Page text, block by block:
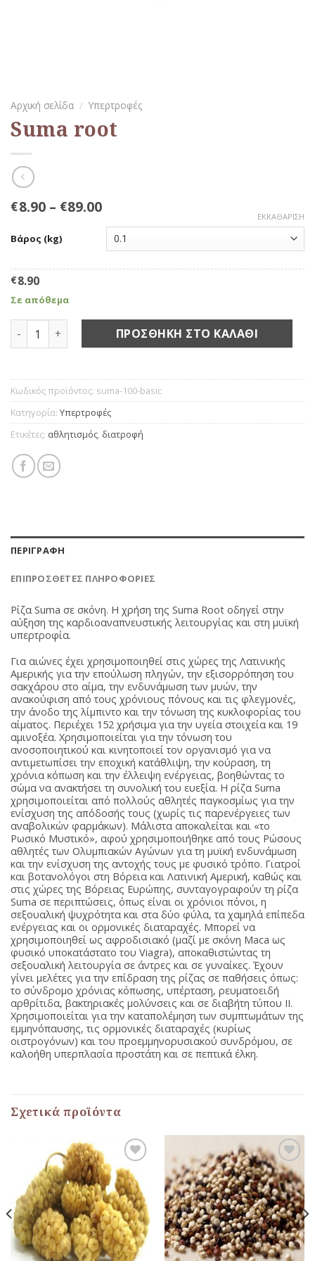
Αρχική σελίδα / Υπερτροφές
Suma root
€8.90– €89.00
Βάρος (kg)
ΕΚΚΑΘΆΡΙΣΗ
€8.90
Σε απόθεμα
Suma root ποσότηταΠΡΟΣΘΉΚΗ ΣΤΟ ΚΑΛΆΘΙ
Κωδικός προϊόντος: suma-100-basic
Κατηγορία: Υπερτροφές
Ετικέτες: αθλητισμός, διατροφή
ΠΕΡΙΓΡΑΦΉ
ΕΠΙΠΡΌΣΘΕΤΕΣ ΠΛΗΡΟΦΟΡΊΕΣ
Ρίζα Suma σε σκόνη. Η χρήση της Suma Root οδηγεί στην
αύξηση της καρδιοαναπνευστικής λειτουργίας και στη μυϊκή
υπερτροφία.
Για αιώνες έχει χρησιμοποιηθεί στις χώρες της Λατινικής
Αμερικής για την επούλωση πληγών, την εξισορρόπηση του
σακχάρου στο αίμα, την ενδυνάμωση των μυών, την
ανακούφιση από τους χρόνιους πόνους και τις φλεγμονές,
την άνοδο της λίμπιντο και την τόνωση της κυκλοφορίας του
αίματος. Περιέχει 152 χρήσιμα για την υγεία στοιχεία και 19
αμινοξέα. Χρησιμοποιείται για την τόνωση του
ανοσοποιητικού και κινητοποιεί τον οργανισμό για να
αντιμετωπίσει την εποχική κατάθλιψη, την κούραση, τη
χρόνια κόπωση και την έλλειψη ενέργειας, βοηθώντας το
σώμα να ανακτήσει τη συνολική του ευεξία. Η ρίζα Suma
χρησιμοποιείται από πολλούς αθλητές παγκοσμίως για την
ενίσχυση της απόδοσής τους (χωρίς τις παρενέργειες των
αναβολικών φαρμάκων). Μάλιστα αποκαλείται και «το
Ρωσικό Μυστικό», αφού χρησιμοποιήθηκε από τους Ρώσους
αθλητές των Ολυμπιακών Αγώνων για τη μυϊκή ενδυνάμωση
και την ενίσχυση της αντοχής τους με φυσικό τρόπο. Γιατροί
και βοτανολόγοι στη Βόρεια και Λατινική Αμερική, καθώς και
στις χώρες της Βόρειας Ευρώπης, συνταγογραφούν τη ρίζα
Suma σε περιπτώσεις, όπως είναι οι χρόνιοι πόνοι, η
σεξουαλική ψυχρότητα και στα δύο φύλα, τα χαμηλά επίπεδα
ενέργειας και οι ορμονικές διαταραχές. Μπορεί να
χρησιμοποιηθεί ως αφροδισιακό (μαζί με σκόνη Maca ως
φυσικό υποκατάστατο του Viagra), αποκαθιστώντας τη
σεξουαλική λειτουργία σε άντρες και σε γυναίκες. Έχουν
γίνει μελέτες για την επίδραση της ρίζας σε παθήσεις όπως:
το σύνδρομο χρόνιας κόπωσης, υπέρταση, ρευματοειδή
αρθρίτιδα, βακτηριακές μολύνσεις και σε διαβήτη τύπου ΙΙ.
Χρησιμοποιείται για την καταπολέμηση των συμπτωμάτων της
εμμηνόπαυσης, τις ορμονικές διαταραχές (κυρίως
οιστρογόνων) και του προεμμηνορυσιακού συνδρόμου, σε
καλοήθη υπερπλασία προστάτη και σε πεπτικά έλκη.
Σχετικά προϊόντα
Προσθήκη
στη Λίστα
Αγαπημένων
Προσθήκη
στη Λίστα
Αγαπημένων